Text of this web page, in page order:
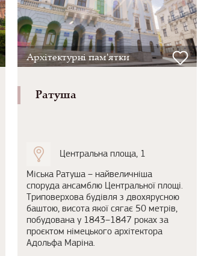
Архітектурні пам'ятки
Ратуша
Центральна площа, 1
Міська Ратуша – найвеличніша
споруда ансамблю Центральної площі.
Триповерхова будівля з двохярусною
баштою, висота якої сягає 50 метрів,
побудована у 1843–1847 роках за
проєктом німецького архітектора
Адольфа Маріна.